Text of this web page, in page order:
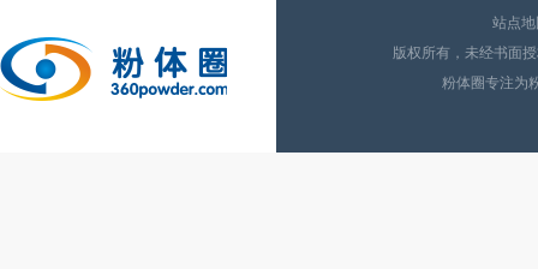
站点
版权所有，未经书面
粉体圈专注为